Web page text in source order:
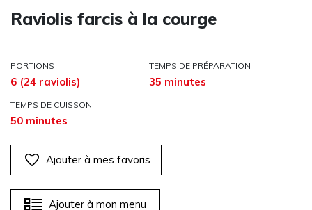
Raviolis farcis à la courge
PORTIONS
6 (24 raviolis)
TEMPS DE PRÉPARATION
35 minutes
TEMPS DE CUISSON
50 minutes
Ajouter à mes favoris
Ajouter à mon menu